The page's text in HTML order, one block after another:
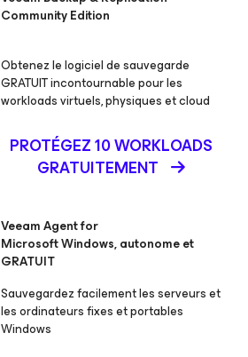
Community Edition
Obtenez le logiciel de sauvegarde
GRATUIT incontournable pour les
workloads virtuels, physiques et cloud
PROTÉGEZ 10 WORKLOADS
GRATUITEMENT
Veeam Agentfor
Microsoft Windows,autonome et
GRATUIT
Sauvegardez facilement les serveurs et
les ordinateurs fixes et portables
Windows